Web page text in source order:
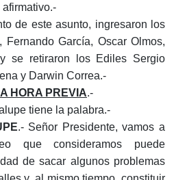
afirmativo.-
de este asunto, ingresaron los
Fernando García, Oscar Olmos,
se retiraron los Ediles Sergio
y Darwin Correa.-
HORA PREVIA.-
tiene la palabra.-
.- Señor Presidente, vamos a
que consideramos puede
de sacar algunos problemas